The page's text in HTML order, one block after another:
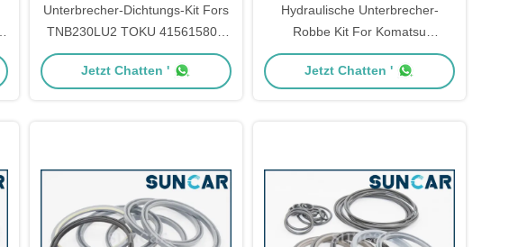
Unterbrecher-Dichtungs-Kit Fors
TNB230LU2 TOKU 41561580D
hydraulischer hydraulischer
Hammer
Jetzt Chatten '
Hydraulische Unterbrecher-
Robbe Kit For Komatsu
Excavator PC30R-8 des Arm-
BK301Z-SK1
Jetzt Chatten '